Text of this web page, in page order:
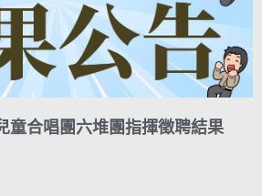
童合唱團六堆團指揮徵聘結果